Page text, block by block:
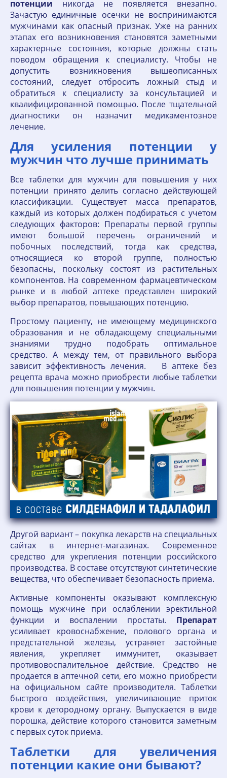
потенции никогда не появляется внезапно.
Зачастую единичные осечки не воспринимаются
мужчинами как опасный признак. Уже на ранних
этапах его возникновения становятся заметными
характерные состояния, которые должны стать
поводом обращения к специалисту. Чтобы не
допустить возникновения вышеописанных
состояний, следует отбросить ложный стыд и
обратиться к специалисту за консультацией и
квалифицированной помощью. После тщательной
диагностики он назначит медикаментозное
лечение.
Для усиления потенции у
мужчин что лучше принимать
Все таблетки для мужчин для повышения у них
потенции принято делить согласно действующей
классификации. Существует масса препаратов,
каждый из которых должен подбираться с учетом
следующих факторов: Препараты первой группы
имеют большой перечень ограничений и
побочных последствий, тогда как средства,
относящиеся ко второй группе, полностью
безопасны, поскольку состоят из растительных
компонентов. На современном фармацевтическом
рынке и в любой аптеке представлен широкий
выбор препаратов, повышающих потенцию.
Простому пациенту, не имеющему медицинского
образования и не обладающему специальными
знаниями трудно подобрать оптимальное
средство. А между тем, от правильного выбора
зависит эффективность лечения. В аптеке без
рецепта врача можно приобрести любые таблетки
для повышения потенции у мужчин.
Другой вариант – покупка лекарств на специальных
сайтах в интернет-магазинах. Современное
средство для укрепления потенции российского
производства. В составе отсутствуют синтетические
вещества, что обеспечивает безопасность приема.
Активные компоненты оказывают комплексную
помощь мужчине при ослаблении эректильной
функции и воспалении простаты. Препарат
усиливает кровоснабжение, полового органа и
предстательной железы, устраняет застойные
явления, укрепляет иммунитет, оказывает
противовоспалительное действие. Средство не
продается в аптечной сети, его можно приобрести
на официальном сайте производителя. Таблетки
быстрого воздействия, увеличивающие приток
крови к детородному органу. Выпускается в виде
порошка, действие которого становится заметным
с первых суток приема.
Таблетки для увеличения
потенции какие они бывают?